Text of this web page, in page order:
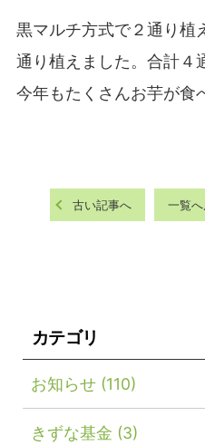
黒マルチ方式で２通り植
通り植えました。合計４
今年もたくさんお芋が食
古い記事へ 一覧
カテゴリ
お知らせ (110)
きずな基金 (3)